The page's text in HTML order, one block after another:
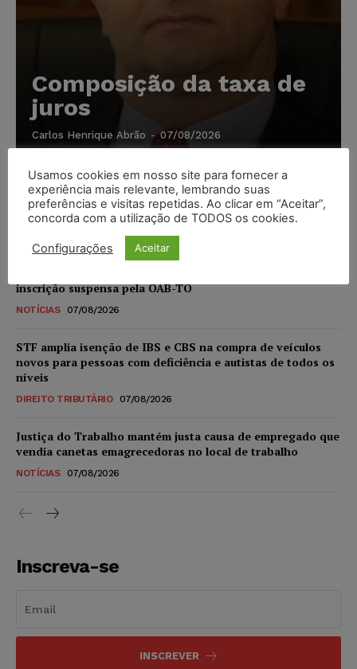
Composição da taxa de
juros
Carlos Henrique Abrão - 07/08/2026
Meta é alvo de denúncia após anúncios com conteúdo
sexual infantil gerado por IA circularem em suas
plataformas
inscrição suspensa pela OAB-TO
NOTÍCIAS 07/08/2026
STF amplia isenção de IBS e CBS na compra de veículos
novos para pessoas com deficiência e autistas de todos os
níveis
DIREITO TRIBUTÁRIO 07/08/2026
Justiça do Trabalho mantém justa causa de empregado que
vendia canetas emagrecedoras no local de trabalho
NOTÍCIAS 07/08/2026
Inscreva-se
INSCREVER
Usamos cookies em nosso site para fornecer a
experiência mais relevante, lembrando suas
preferências e visitas repetidas. Ao clicar em “Aceitar”,
concorda com a utilização de TODOS os cookies.
Configurações Aceitar